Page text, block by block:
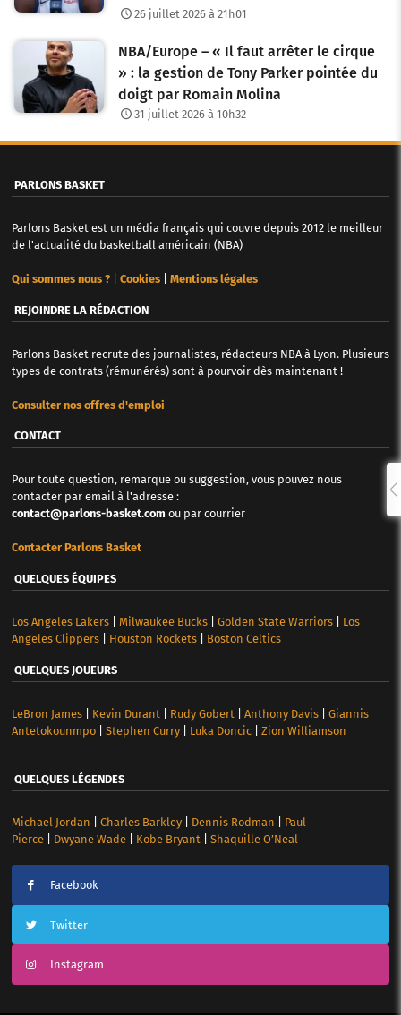
26 juillet 2026 à 21h01
NBA/Europe – « Il faut arrêter le cirque
» : la gestion de Tony Parker pointée du
doigt par Romain Molina
31 juillet 2026 à 10h32
PARLONS BASKET
Parlons Basket est un média français qui couvre depuis 2012 le meilleur
de l'actualité du basketball américain (NBA)
Qui sommes nous ?| Cookies| Mentions légales
REJOINDRE LA RÉDACTION
Parlons Basket recrute des journalistes, rédacteurs NBA à Lyon. Plusieurs
types de contrats (rémunérés) sont à pourvoir dès maintenant !
Consulter nos offres d'emploi
CONTACT
Pour toute question, remarque ou suggestion, vous pouvez nous
contacter par email à l'adresse :
contact@parlons-basket.com ou par courrier
Contacter Parlons Basket
QUELQUES ÉQUIPES
Los Angeles Lakers| Milwaukee Bucks| Golden State Warriors| Los
Angeles Clippers| Houston Rockets| Boston Celtics
QUELQUES JOUEURS
LeBron James| Kevin Durant Rudy Gobert Anthony Davis| Giannis
Antetokounmpo| Stephen Curry| Luka Doncic| Zion Williamson
QUELQUES LÉGENDES
Michael Jordan Charles Barkley| Dennis Rodman
Paul
Pierce| Dwyane Wade| Kobe Bryant| Shaquille O’Neal
Facebook
Twitter
Instagram